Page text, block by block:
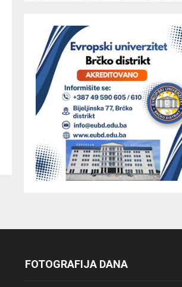
FOTOGRAFIJA DANA